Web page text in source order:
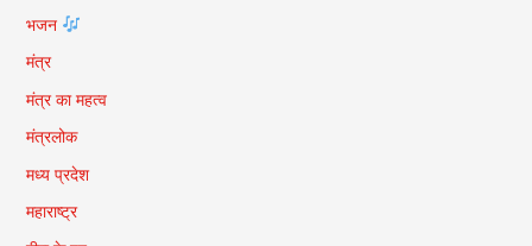
भजन
मंत्र
मंत्र का महत्व
मंत्रलोक
मध्य प्रदेश
महाराष्ट्र